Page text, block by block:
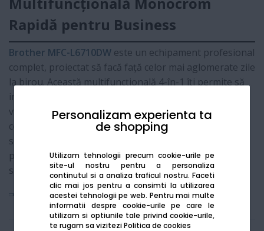
Personalizam experienta ta
de shopping
Utilizam tehnologii precum cookie-urile pe
site-ul nostru pentru a personaliza
continutul si a analiza traficul nostru. Faceti
clic mai jos pentru a consimti la utilizarea
acestei tehnologii pe web. Pentru mai multe
informatii despre cookie-urile pe care le
utilizam si optiunile tale privind cookie-urile,
te rugam sa viziteziPolitica de cookies
Rapidă pentru Business
Brother MFC-L6710DW este un echipament profesional
complet, proiectat să facă față celor mai aglomerate zile
la birou. Această multifuncțională 4-în-1 îți permite să
imprimi, să scanezi, să copiezi și să trimiți faxuri la o
viteză remarcabilă. Cu un ecran tactil ușor de utilizat și
conexiune Wi-Fi de mare viteză, acest model este
soluția ideală pentru echipele care au nevoie de
performanță constantă și documente de calitate
superioară.
Vezi mai mult